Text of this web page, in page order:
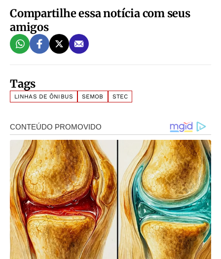
Compartilhe essa notícia com seus
amigos
Tags
LINHAS DE ÔNIBUS SEMOB STEC